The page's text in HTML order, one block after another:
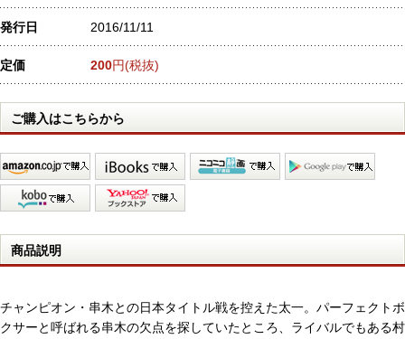
発行日 2016/11/11
定価 200円(税抜)
ご購入はこちらから
商品説明
チャンピオン・串木との日本タイトル戦を控えた太一。パーフェクトボ
クサーと呼ばれる串木の欠点を探していたところ、ライバルでもある村